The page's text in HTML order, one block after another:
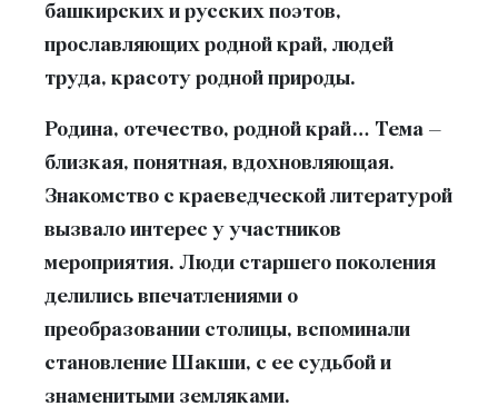
башкирских и русских поэтов,
прославляющих родной край, людей
труда, красоту родной природы.
Родина, отечество, родной край… Тема –
близкая, понятная, вдохновляющая.
Знакомство с краеведческой литературой
вызвало интерес у участников
мероприятия. Люди старшего поколения
делились впечатлениями о
преобразовании столицы, вспоминали
становление Шакши, с ее судьбой и
знаменитыми земляками.